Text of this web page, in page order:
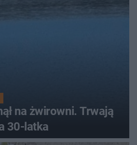
na żwirowni. Trwają
30-latka